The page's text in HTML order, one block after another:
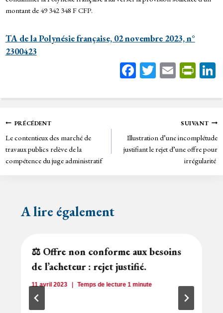
montant de 49 342 348 F CFP.
TA de la Polynésie française, 02 novembre 2023, n°
2300423
Fa
bo
T
tt
E
ail
Pr
tF
rie
n
dl
y
Navigation
de
l’article
PRÉCÉDENT
Le contentieux des marché de
travaux publics relève de la
compétence du juge administratif
SUIVANT
Illustration d’une incomplétude
justifiant le rejet d’une offre pour
irrégularité
A lire également
⚖️ Offre non conforme aux besoins
de l’acheteur : rejet justifié.
11 avril 2023 Temps de lecture 1minute